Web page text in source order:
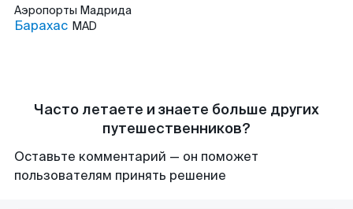
Аэропорты Мадрида
Барахас MAD
Часто летаете и знаете больше других
путешественников?
Оставьте комментарий — он поможет
пользователям принять решение